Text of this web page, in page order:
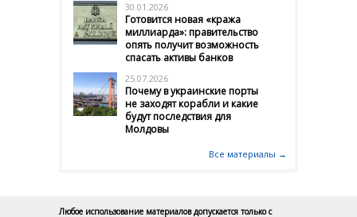
30.01.2026
Готовится новая «кража
миллиарда»: правительство
опять получит возможность
спасать активы банков
25.07.2026
Почему в украинские порты
не заходят корабли и какие
будут последствия для
Молдовы
Все материалы →
Любое использование материалов допускается только с